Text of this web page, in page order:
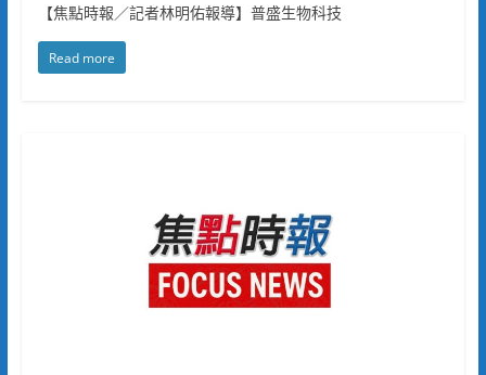
【焦點時報／記者林明佑報導】普盛生物科技
Read more